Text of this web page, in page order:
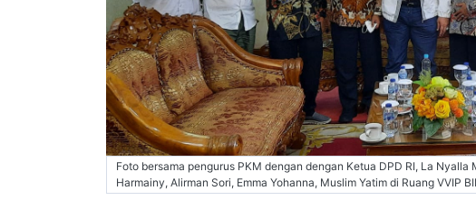
Foto bersama pengurus PKM dengan dengan Ketua DPD RI, La
Harmainy, Alirman Sori, Emma Yohanna, Muslim Yatim di Ruang VVIP